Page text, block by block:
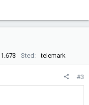
1.673 Sted telemark
#3